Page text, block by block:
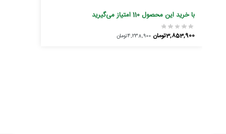
با خرید این محصول110امتیاز می‌گیرید
4,238,900تومان 3,853,900تومان